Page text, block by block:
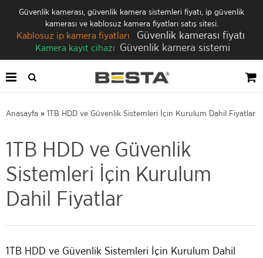
Güvenlik kamerası, güvenlik kamera sistemleri fiyatı, ip güvenlik
kamerası ve kablosuz kamera fiyatları satış sitesi.
Kablosuz ip kamera fiyatları Güvenlik kamerası fiyatı
Kamera kayıt cihazı Güvenlik kamera sistemi
Anasayfa » 1TB HDD ve Güvenlik Sistemleri İçin Kurulum Dahil Fiyatlar
1TB HDD ve Güvenlik
Sistemleri İçin Kurulum
Dahil Fiyatlar
1TB HDD ve Güvenlik Sistemleri İçin Kurulum Dahil